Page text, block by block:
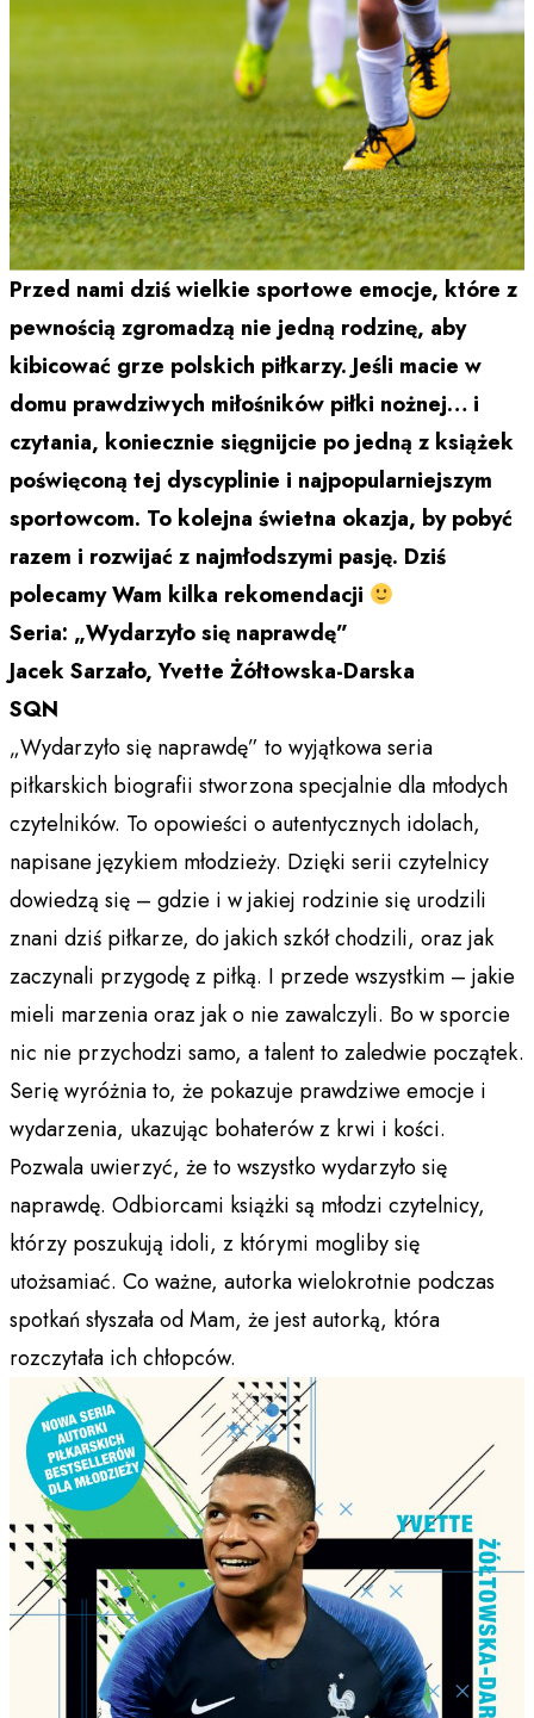
Przed nami dziś wielkie sportowe emocje, które z
pewnością zgromadzą nie jedną rodzinę, aby
kibicować grze polskich piłkarzy. Jeśli macie w
domu prawdziwych miłośników piłki nożnej… i
czytania, koniecznie sięgnijcie po jedną z książek
poświęconą tej dyscyplinie i najpopularniejszym
sportowcom. To kolejna świetna okazja, by pobyć
razem i rozwijać z najmłodszymi pasję. Dziś
polecamy Wam kilka rekomendacji
Seria: „Wydarzyło się naprawdę”
Jacek Sarzało, Yvette Żółtowska-Darska
SQN
„Wydarzyło się naprawdę” to wyjątkowa seria
piłkarskich biografii stworzona specjalnie dla młodych
czytelników. To opowieści o autentycznych idolach,
napisane językiem młodzieży. Dzięki serii czytelnicy
dowiedzą się – gdzie i w jakiej rodzinie się urodzili
znani dziś piłkarze, do jakich szkół chodzili, oraz jak
zaczynali przygodę z piłką. I przede wszystkim – jakie
mieli marzenia oraz jak o nie zawalczyli. Bo w sporcie
nic nie przychodzi samo, a talent to zaledwie początek.
Serię wyróżnia to, że pokazuje prawdziwe emocje i
wydarzenia, ukazując bohaterów z krwi i kości.
Pozwala uwierzyć, że to wszystko wydarzyło się
naprawdę. Odbiorcami książki są młodzi czytelnicy,
którzy poszukują idoli, z którymi mogliby się
utożsamiać. Co ważne, autorka wielokrotnie podczas
spotkań słyszała od Mam, że jest autorką, która
rozczytała ich chłopców.